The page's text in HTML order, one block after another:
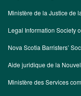
Ministère de la Justice de
Legal Information Society
Nova Scotia Barristers’
Aide juridique de la
Ministère des Services